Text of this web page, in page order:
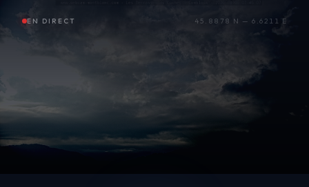
EN DIRECT 45.8878 N — 6.6211 E